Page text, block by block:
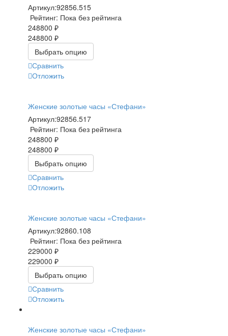
Артикул:92856.515
Рейтинг: Пока без рейтинга
248800 ₽
248800 ₽
Выбрать опцию
Сравнить
Отложить
Женские золотые часы «Стефани»
Артикул:92856.517
Рейтинг: Пока без рейтинга
248800 ₽
248800 ₽
Выбрать опцию
Сравнить
Отложить
Женские золотые часы «Стефани»
Артикул:92860.108
Рейтинг: Пока без рейтинга
229000 ₽
229000 ₽
Выбрать опцию
Сравнить
Отложить
Женские золотые часы «Стефани»